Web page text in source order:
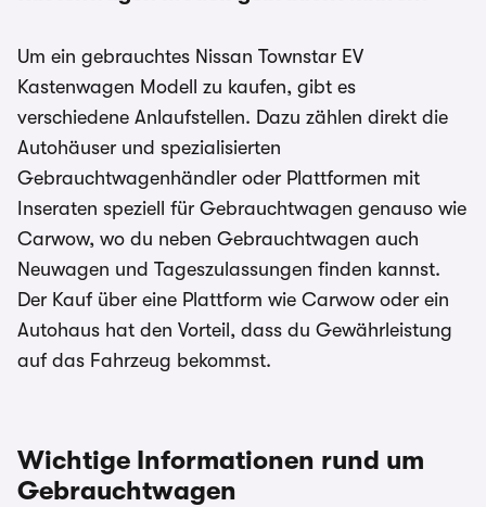
Um ein gebrauchtes Nissan Townstar EV
Kastenwagen Modell zu kaufen, gibt es
verschiedene Anlaufstellen. Dazu zählen direkt die
Autohäuser und spezialisierten
Gebrauchtwagenhändler oder Plattformen mit
Inseraten speziell für Gebrauchtwagen genauso wie
Carwow, wo du neben Gebrauchtwagen auch
Neuwagen und Tageszulassungen finden kannst.
Der Kauf über eine Plattform wie Carwow oder ein
Autohaus hat den Vorteil, dass du Gewährleistung
auf das Fahrzeug bekommst.
Wichtige Informationen rund um
Gebrauchtwagen